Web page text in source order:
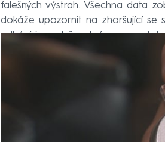
falešných výstrah. Všechna data
dokáže upozornit na zhoršující se
selhání jsou dušnost, únava a